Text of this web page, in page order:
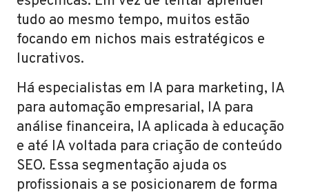
tudo ao mesmo tempo, muitos estão
focando em nichos mais estratégicos e
lucrativos.
Há especialistas em IA para marketing, IA
para automação empresarial, IA para
análise financeira, IA aplicada à educação
e até IA voltada para criação de conteúdo
SEO. Essa segmentação ajuda os
profissionais a se posicionarem de forma